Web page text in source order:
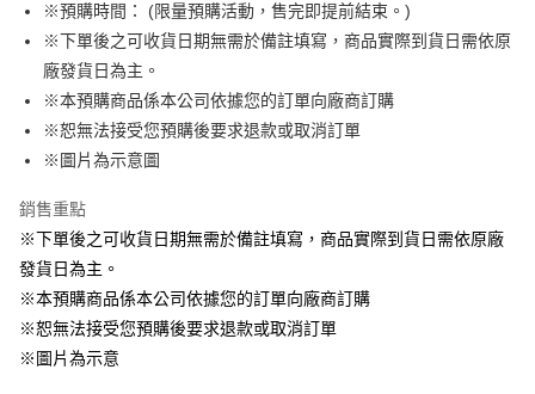
悠遊付
Google Pay
ATM付款
貨到付款
運送方式
全家取貨付款
每筆NT$65，滿NT$1,300(含以上)免運費
付款後全家取貨
每筆NT$65，滿NT$1,300(含以上)免運費
※預購時間： (限量預購活動，售完即提前結束。)
※下單後之可收貨日期無需於備註填寫，商品實際到貨日需依原
廠發貨日為主。
※本預購商品係本公司依據您的訂單向廠商訂購
※恕無法接受您預購後要求退款或取消訂單
※圖片為示意圖
銷售重點
※下單後之可收貨日期無需於備註填寫，商品實際到貨日需依原廠
發貨日為主。
※本預購商品係本公司依據您的訂單向廠商訂購
※恕無法接受您預購後要求退款或取消訂單
※圖片為示意